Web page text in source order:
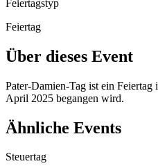
Feiertagstyp
Feiertag
Über dieses Event
Pater-Damien-Tag ist ein Feiertag
April 2025 begangen wird.
Ähnliche Events
Steuertag